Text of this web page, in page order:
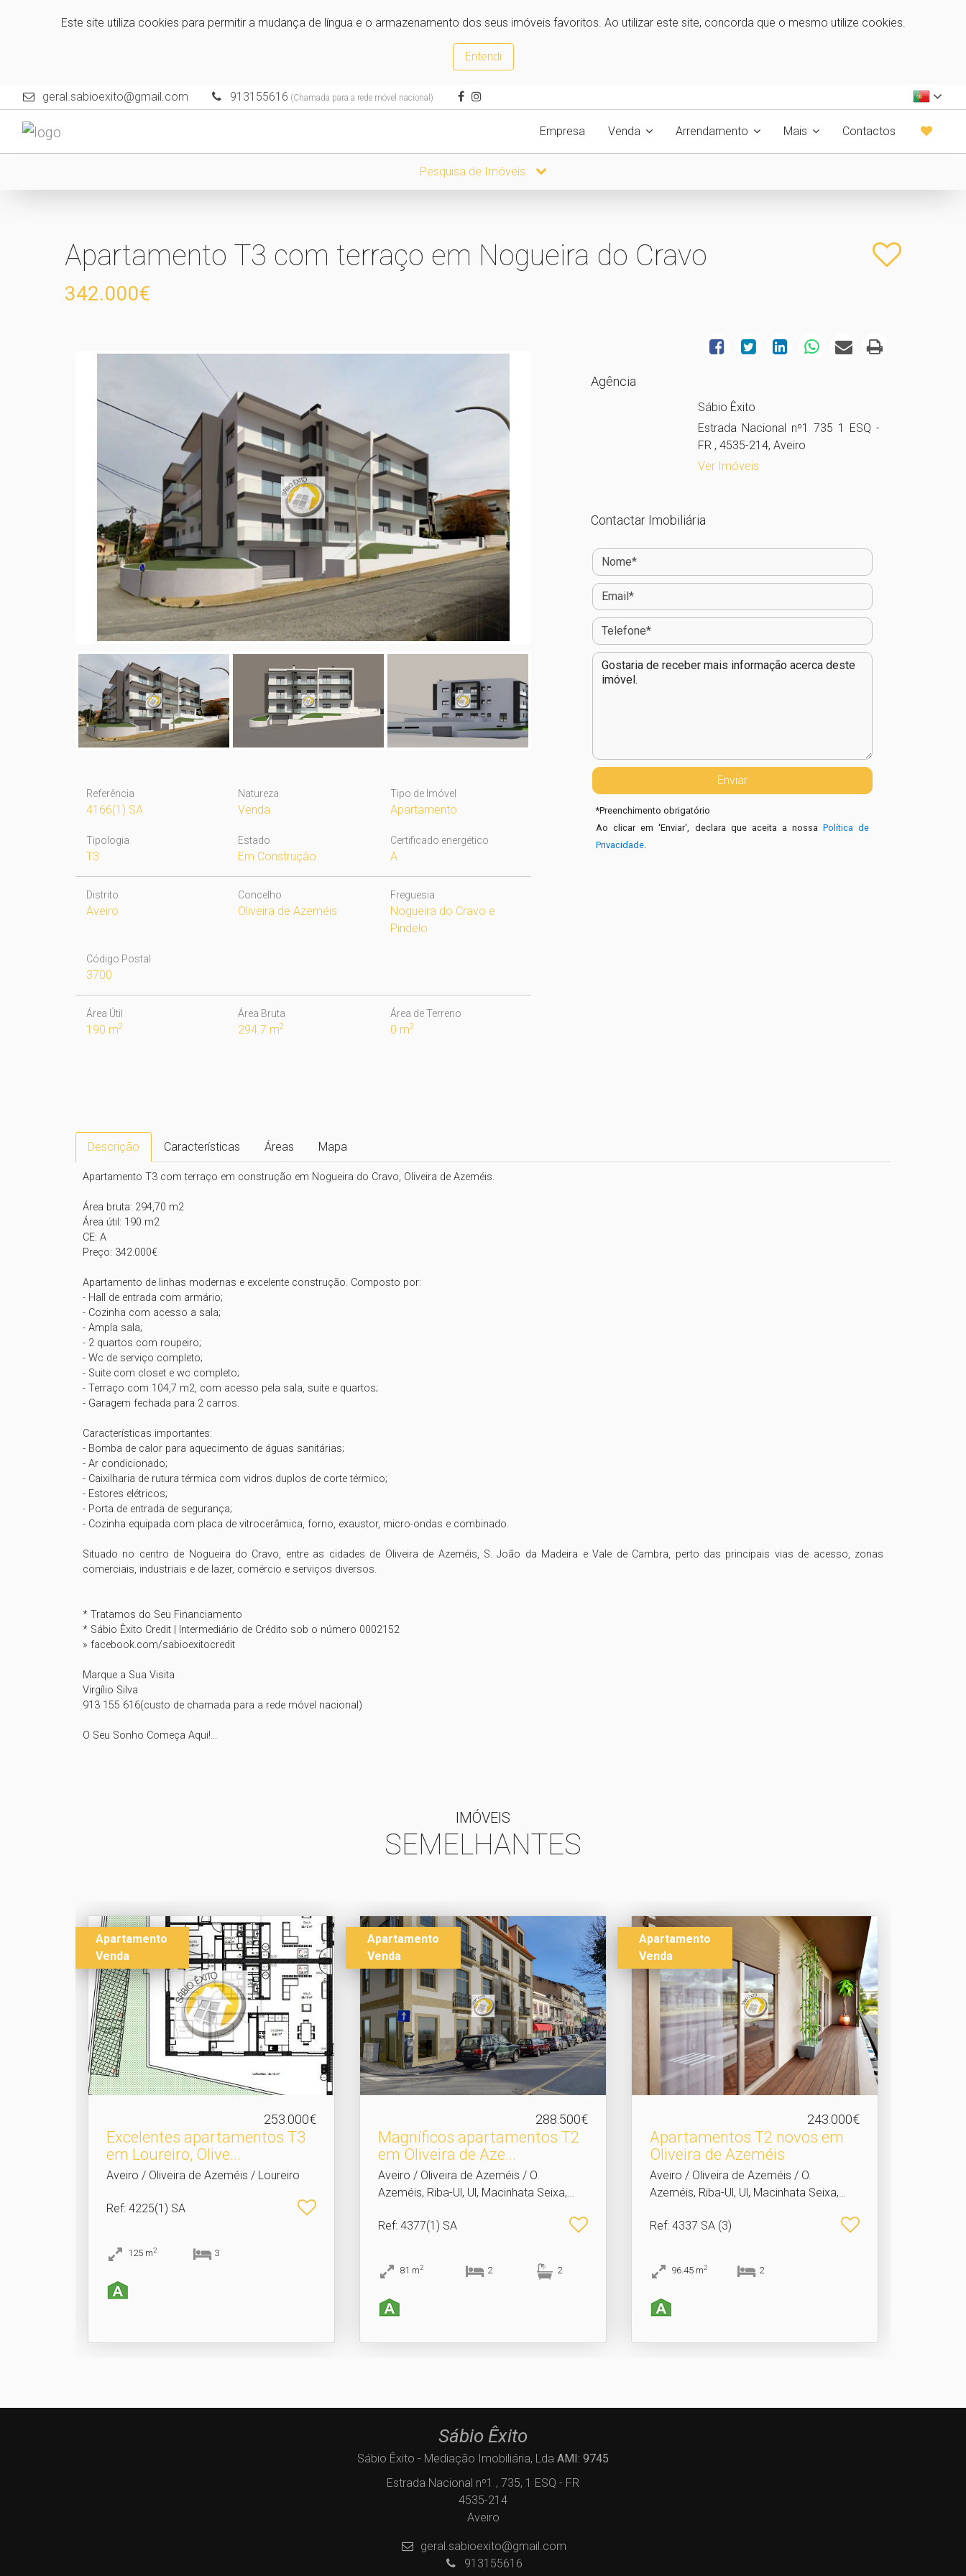
Este site utiliza cookies para permitir a mudança de língua e o armazenamento dos seus imóveis favoritos. Ao utilizar este site, concorda que o mesmo utilize cookies.
Entendi
geral.sabioexito@gmail.com 913155616 (Chamada para a rede móvel nacional)
Empresa Venda Arrendamento Mais Contactos
Pesquisa de Imóveis
Apartamento T3 com terraço em Nogueira do Cravo
342.000€
Referência
4166(1) SA
Natureza
Venda
Tipo de Imóvel
Apartamento
Tipologia
T3
Estado
Em Construção
Certificado energético
A
Distrito
Aveiro
Concelho
Oliveira de Azeméis
Freguesia
Nogueira do Cravo e
Pindelo
Código Postal
3700
Área Útil
190 m2
Área Bruta
294.7 m2
Área de Terreno
0 m2
Agência
Sábio Êxito
Estrada Nacional nº1 735 1 ESQ -
FR , 4535-214, Aveiro
Ver Imóveis
Contactar Imobiliária
*Preenchimento obrigatório
Ao clicar em 'Enviar', declara que aceita a nossaPolítica de
Privacidade.
Descrição Características Áreas Mapa
Apartamento T3 com terraço em construção em Nogueira do Cravo, Oliveira de Azeméis.
Área bruta: 294,70 m2
Área útil: 190 m2
CE: A
Preço: 342.000€
Apartamento de linhas modernas e excelente construção. Composto por:
- Hall de entrada com armário;
- Cozinha com acesso a sala;
- Ampla sala;
- 2 quartos com roupeiro;
- Wc de serviço completo;
- Suite com closet e wc completo;
- Terraço com 104,7 m2, com acesso pela sala, suite e quartos;
- Garagem fechada para 2 carros.
Características importantes:
- Bomba de calor para aquecimento de águas sanitárias;
- Ar condicionado;
- Caixilharia de rutura térmica com vidros duplos de corte térmico;
- Estores elétricos;
- Porta de entrada de segurança;
- Cozinha equipada com placa de vitrocerâmica, forno, exaustor, micro-ondas e combinado.
Situado no centro de Nogueira do Cravo, entre as cidades de Oliveira de Azeméis, S. João da Madeira e Vale de Cambra, perto das principais vias de acesso, zonas
comerciais, industriais e de lazer, comércio e serviços diversos.
* Tratamos do Seu Financiamento
* Sábio Êxito Credit | Intermediário de Crédito sob o número 0002152
» facebook.com/sabioexitocredit
Marque a Sua Visita
Virgílio Silva
913 155 616(custo de chamada para a rede móvel nacional)
O Seu Sonho Começa Aqui!...
IMÓVEIS
SEMELHANTES
Apartamento
Venda
253.000€
Excelentes apartamentos T3
em Loureiro, Olive.​..
Aveiro / Oliveira de Azeméis / Loureiro
Ref: 4225(1) SA
125 m2 3
Apartamento
Venda
288.500€
Magníficos apartamentos T2
em Oliveira de Aze.​..
Aveiro / Oliveira de Azeméis / O.
Azeméis, Riba-Ul, Ul, Macinhata Seixa,
Ref: 4377(1) SA
81 m2 2 2
Apartamento
Venda
243.000€
Apartamentos T2 novos em
Oliveira de Azeméis
Aveiro / Oliveira de Azeméis / O.
Azeméis, Riba-Ul, Ul, Macinhata Seixa,
Ref: 4337 SA (3)
96.45 m2 2
Sábio Êxito
Sábio Êxito - Mediação Imobiliária, Lda AMI: 9745
Estrada Nacional nº1 , 735, 1 ESQ - FR
4535-214
Aveiro
geral.sabioexito@gmail.com
913155616